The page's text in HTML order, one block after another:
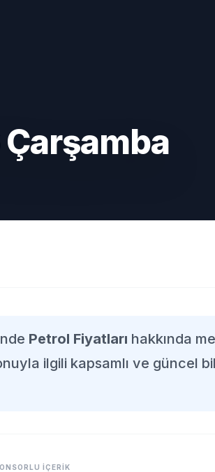
Petrol Fiyatları hakkında
ilgili kapsamlı ve güncel
İÇERİK